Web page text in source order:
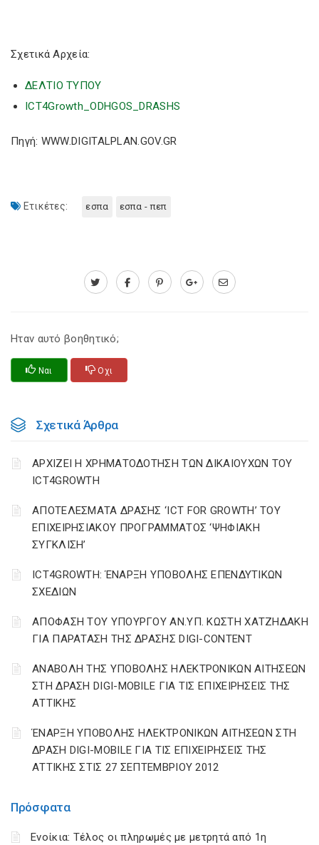
Πρόσφατα
Ενοίκια: Τέλος οι πληρωμές με μετρητά από 1η
Σχετικά Αρχεία:
ΔΕΛΤΙΟ ΤΥΠΟΥ
ICT4Growth_ODHGOS_DRASHS
Πηγή: WWW.DIGITALPLAN.GOV.GR
Ετικέτες: εσπα εσπα - πεπ
Ηταν αυτό βοηθητικό;
Ναι Οχι
Σχετικά Άρθρα
ΑΡΧΙΖΕΙ Η ΧΡΗΜΑΤΟΔΟΤΗΣΗ ΤΩΝ ΔΙΚΑΙΟΥΧΩΝ ΤΟΥ
ICT4GROWTH
ΑΠΟΤΕΛΕΣΜΑΤΑ ΔΡΑΣΗΣ ‘ICT FOR GROWTH’ ΤΟΥ
ΕΠΙΧΕΙΡΗΣΙΑΚΟΥ ΠΡΟΓΡΑΜΜΑΤΟΣ ‘ΨΗΦΙΑΚΗ
ΣΥΓΚΛΙΣΗ’
ICT4GROWTH: ΈΝΑΡΞΗ ΥΠΟΒΟΛΗΣ ΕΠΕΝΔΥΤΙΚΩΝ
ΣΧΕΔΙΩΝ
ΑΠΟΦΑΣΗ ΤΟΥ ΥΠΟΥΡΓΟΥ ΑΝ.ΥΠ. ΚΩΣΤΗ ΧΑΤΖΗΔΑΚΗ
ΓΙΑ ΠΑΡΑΤΑΣΗ ΤΗΣ ΔΡΑΣΗΣ DIGI-CONTENT
ΑΝΑΒΟΛΗ ΤΗΣ ΥΠΟΒΟΛΗΣ ΗΛΕΚΤΡΟΝΙΚΩΝ ΑΙΤΗΣΕΩΝ
ΣΤΗ ΔΡΑΣΗ DIGI-MOBILE ΓΙΑ ΤΙΣ ΕΠΙΧΕΙΡΗΣΕΙΣ ΤΗΣ
ΑΤΤΙΚΗΣ
ΈΝΑΡΞΗ ΥΠΟΒΟΛΗΣ ΗΛΕΚΤΡΟΝΙΚΩΝ ΑΙΤΗΣΕΩΝ ΣΤΗ
ΔΡΑΣΗ DIGI-MOBILE ΓΙΑ ΤΙΣ ΕΠΙΧΕΙΡΗΣΕΙΣ ΤΗΣ
ΑΤΤΙΚΗΣ ΣΤΙΣ 27 ΣΕΠΤΕΜΒΡΙΟΥ 2012